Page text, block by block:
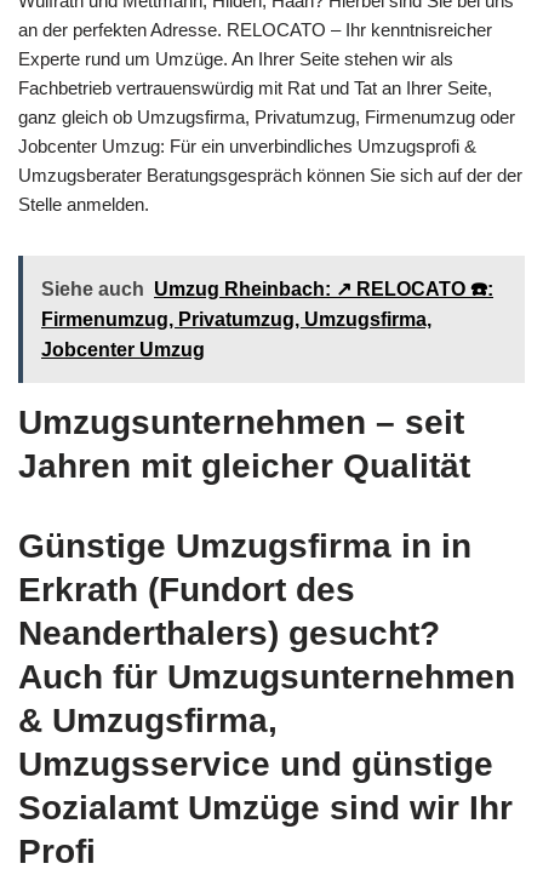
an der perfekten Adresse. RELOCATO – Ihr kenntnisreicher
Experte rund um Umzüge. An Ihrer Seite stehen wir als
Fachbetrieb vertrauenswürdig mit Rat und Tat an Ihrer Seite,
ganz gleich ob Umzugsfirma, Privatumzug, Firmenumzug oder
Jobcenter Umzug: Für ein unverbindliches Umzugsprofi &
Umzugsberater Beratungsgespräch können Sie sich auf der der
Stelle anmelden.
Siehe auch Umzug Rheinbach: ↗️ RELOCATO ☎️:
Firmenumzug, Privatumzug, Umzugsfirma,
Jobcenter Umzug
Umzugsunternehmen – seit
Jahren mit gleicher Qualität
Günstige Umzugsfirma in in
Erkrath (Fundort des
Neanderthalers) gesucht?
Auch für Umzugsunternehmen
& Umzugsfirma,
Umzugsservice und günstige
Sozialamt Umzüge sind wir Ihr
Profi